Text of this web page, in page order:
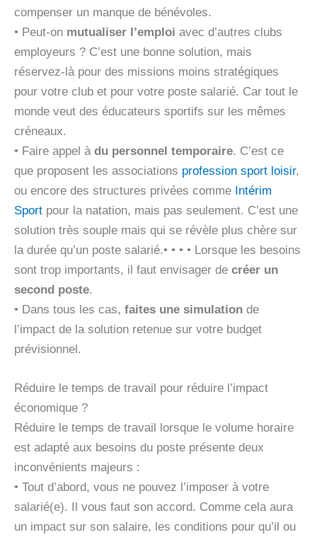
compenser un manque de bénévoles.
• Peut-on mutualiser l’emploi avec d’autres clubs
employeurs ? C’est une bonne solution, mais
réservez-là pour des missions moins stratégiques
pour votre club et pour votre poste salarié. Car tout le
monde veut des éducateurs sportifs sur les mêmes
créneaux.
• Faire appel à du personnel temporaire. C’est ce
que proposent les associations profession sport loisir,
ou encore des structures privées comme Intérim
Sport pour la natation, mais pas seulement. C’est une
solution très souple mais qui se révèle plus chère sur
la durée qu’un poste salarié.• • • • Lorsque les besoins
sont trop importants, il faut envisager de créer un
second poste.
• Dans tous les cas, faites une simulation de
l’impact de la solution retenue sur votre budget
prévisionnel.
Réduire le temps de travail pour réduire l’impact
économique ?
Réduire le temps de travail lorsque le volume horaire
est adapté aux besoins du poste présente deux
inconvénients majeurs :
• Tout d’abord, vous ne pouvez l’imposer à votre
salarié(e). Il vous faut son accord. Comme cela aura
un impact sur son salaire, les conditions pour qu’il ou